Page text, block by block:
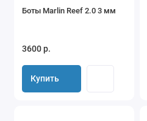
Боты Marlin Reef 2.0 3 мм
3600 р.
Купить